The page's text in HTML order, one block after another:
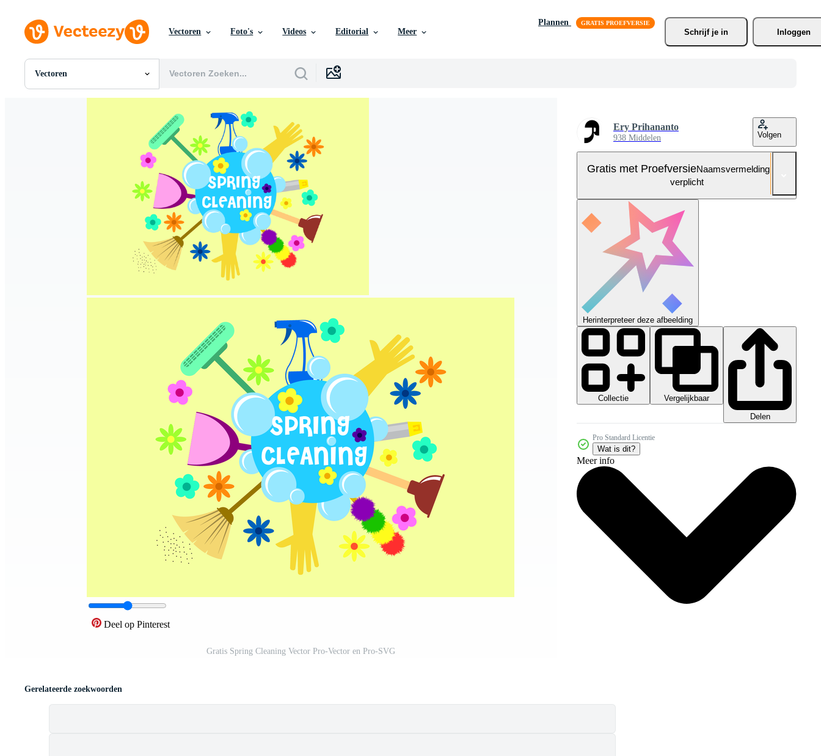
Vectoren Foto's Videos Editorial Meer
Plannen
Schrijf je in Inloggen
Vectoren
Alle Afbeeldingen
Redactionele Afbeeldingen
Redactionele Evenementen
Deel op Pinterest
Gratis Spring Cleaning Vector Pro-Vector en Pro-SVG
Ery Prihananto
938 Middelen Volgen
Gratis met ProefversieNaamsvermelding niet
verplicht
Herinterpreteer deze afbeelding
Collectie
Vergelijkbaar
Delen
Pro Standard Licentie
Wat is dit?
Meer info
Gerelateerde zoekwoorden